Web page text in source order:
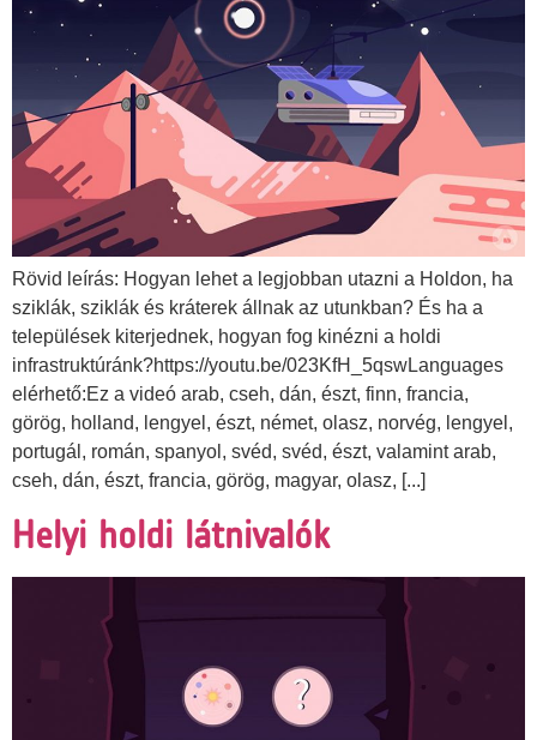
Rövid leírás: Hogyan lehet a legjobban utazni a Holdon, ha
sziklák, sziklák és kráterek állnak az utunkban? És ha a
települések kiterjednek, hogyan fog kinézni a holdi
infrastruktúránk?https://youtu.be/023KfH_5qswLanguages
elérhető:Ez a videó arab, cseh, dán, észt, finn, francia,
görög, holland, lengyel, észt, német, olasz, norvég, lengyel,
portugál, román, spanyol, svéd, svéd, észt, valamint arab,
cseh, dán, észt, francia, görög, magyar, olasz, [...]
Helyi holdi látnivalók